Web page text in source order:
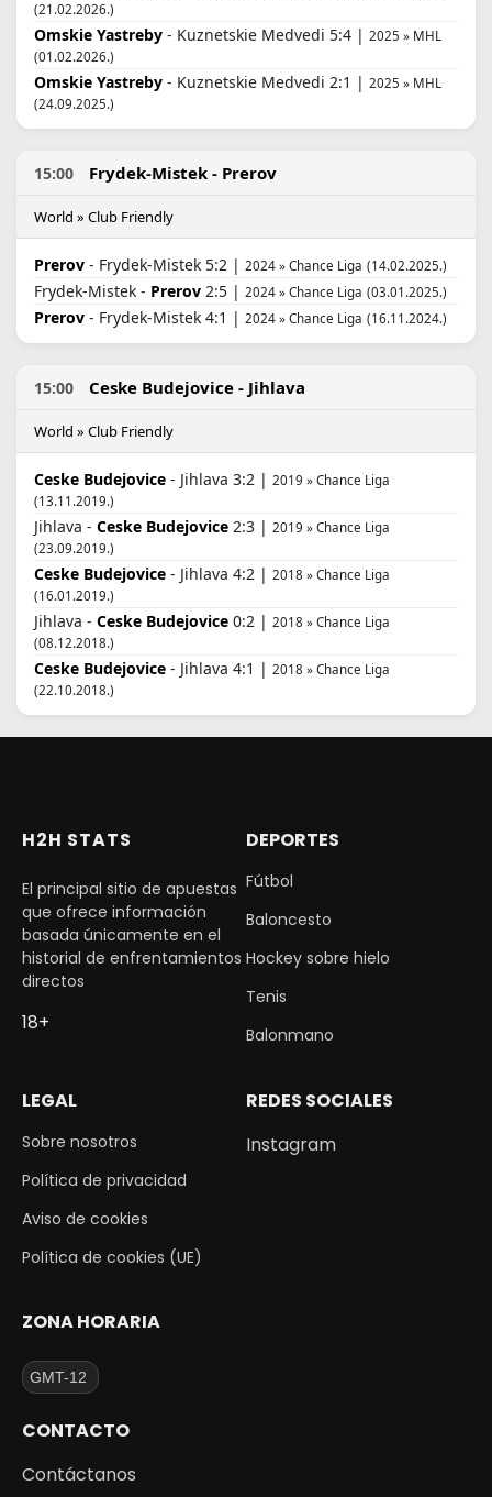
(21.02.2026.)
Omskie Yastreby - Kuznetskie Medvedi 5:4 | 2025 » MHL
(01.02.2026.)
Omskie Yastreby - Kuznetskie Medvedi 2:1 | 2025 » MHL
(24.09.2025.)
15:00 Frydek-Mistek - Prerov
World » Club Friendly
Prerov - Frydek-Mistek 5:2 | 2024 » Chance Liga (14.02.2025.)
Frydek-Mistek - Prerov 2:5 | 2024 » Chance Liga (03.01.2025.)
Prerov - Frydek-Mistek 4:1 | 2024 » Chance Liga (16.11.2024.)
15:00 Ceske Budejovice - Jihlava
World » Club Friendly
Ceske Budejovice - Jihlava 3:2 | 2019 » Chance Liga
(13.11.2019.)
Jihlava - Ceske Budejovice 2:3 | 2019 » Chance Liga
(23.09.2019.)
Ceske Budejovice - Jihlava 4:2 | 2018 » Chance Liga
(16.01.2019.)
Jihlava - Ceske Budejovice 0:2 | 2018 » Chance Liga
(08.12.2018.)
Ceske Budejovice - Jihlava 4:1 | 2018 » Chance Liga
(22.10.2018.)
H2H STATS
El principal sitio de apuestas
que ofrece información
basada únicamente en el
historial de enfrentamientos
directos
18+
DEPORTES
Fútbol
Baloncesto
Hockey sobre hielo
Tenis
Balonmano
LEGAL
Sobre nosotros
Política de privacidad
Aviso de cookies
Política de cookies (UE)
REDES SOCIALES
Instagram
ZONA HORARIA
CONTACTO
Contáctanos